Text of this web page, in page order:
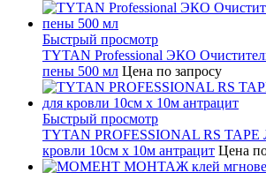
Быстрый просмотр
TYTAN Professional ЭКО
пены 500 мл Цена по запросу
Быстрый просмотр
TYTAN PROFESSIONAL RS TAPE
кровли 10см x 10м антрацит Цена